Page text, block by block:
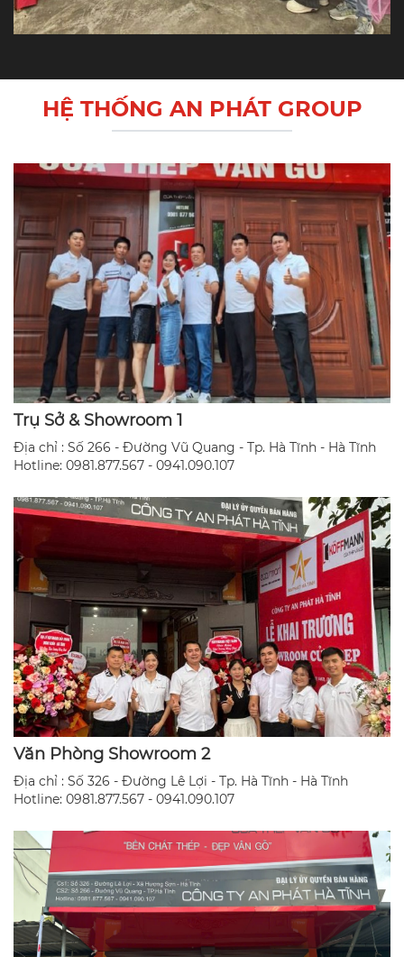
HỆ THỐNG AN PHÁT GROUP
Trụ Sở & Showroom 1
Địa chỉ : Số 266 - Đường Vũ Quang - Tp. Hà Tĩnh - Hà Tĩnh
Hotline: 0981.877.567 - 0941.090.107
Văn Phòng Showroom 2
Địa chỉ : Số 326 - Đường Lê Lợi - Tp. Hà Tĩnh - Hà Tĩnh
​Hotline: 0981.877.567 - 0941.090.107